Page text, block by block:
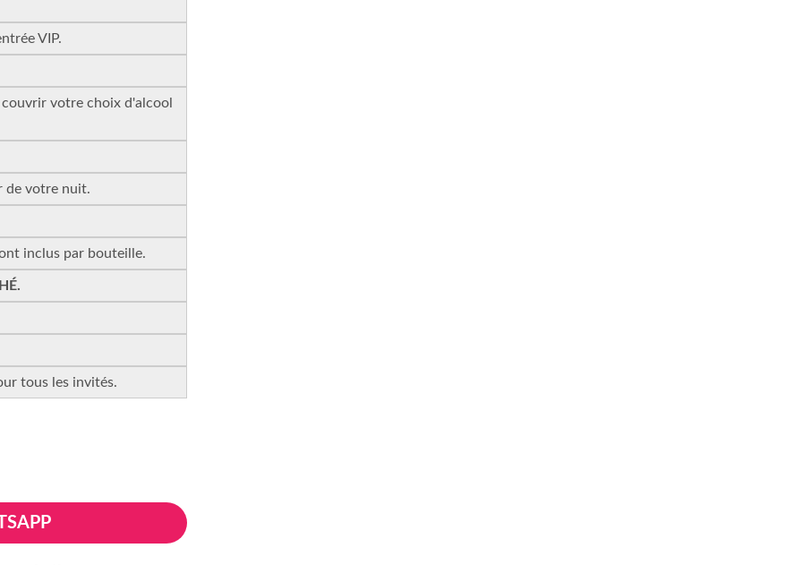
VIP.
votre choix d'alcool
de votre nuit.
inclus par bouteille.
tous les invités.